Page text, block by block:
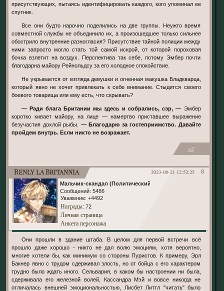
присутствующих, пытаясь идентифицировать каждого, кого упоминал ее
спутник.
Все они будто нарочно поделились на две группы. Неужто время
совместной службы не объединило их, а произошедшее только сильнее
обострило внутренние разногласия? Присутствие тайной полиции между
ними запросто могло стать той самой искрой, от которой пороховая
бочка взлетит на воздух. Перспектива так себе, потому Эмбер почти
благодарна майору Рейнольдсу за его холодное спокойствие.
Не укрывается от взгляда девушки и огненная макушка Бладкварца,
который явно не хочет привлекать к себе внимание. Стыдится своего
боевого товарища или ему есть, что скрывать?
— Ради блага Британии мы здесь и собрались, сэр, — Эмбер
коротко кивает майору, на лице — намертво приставшее выражение
безучастия дохлой рыбы. — Благодарю за гостеприимство. Давайте
пройдем внутрь. Если никто не возражает.
+2
8
2023-08-21 12:52:25
Renly la Britannia
Мальчик-скандал (Политический)
Сообщений: 5486
Уважение: +4492
Награды: 72
Личная страница
Анкета персонажа
Они прошли в здание штаба. В целом для первой встречи всё
прошло даже хорошо - никто не дал волю эмоциям, хотя вероятно,
многие хотели бы, как минимум со стороны Пуристов. К примеру, Эрл
Бакнер явно с трудом сдерживал злость, но от бойца с его характером
трудно было ждать иного. Сельвария, в каком бы настроении ни была,
сдерживала его железной волей, Кассандра Мэй и вовсе никогда не
отличалась внешней эмоциональностью, Лисбет Литтл "читать" было